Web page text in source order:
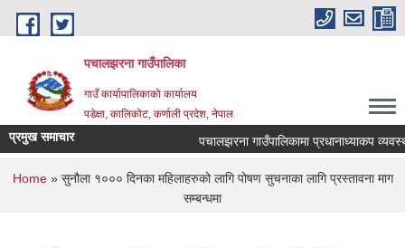
Skip to main content
पचालझरना गाउँपालिका
गाउँ कार्यापालिकाको कार्यालय
पडेक्षा, कालिकोट, कर्णाली प्रदेश, नेपाल
प्रमुख समाचार पचालझरना गाउँपालिकामा प्रधानाध्याकप
You are here
Home» सुनौला १००० दिनका महिलाहरुको लागि पोषण सुचनाका लागि प्रस्तावना माग
सम्बन्धमा